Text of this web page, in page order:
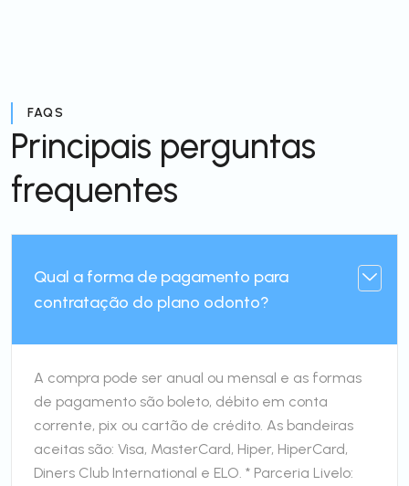
FAQS
Principais perguntas
frequentes
Qual a forma de pagamento para
contratação do plano odonto?
A compra pode ser anual ou mensal e as formas
de pagamento são boleto, débito em conta
corrente, pix ou cartão de crédito. As bandeiras
aceitas são: Visa, MasterCard, Hiper, HiperCard,
Diners Club International e ELO. * Parceria Livelo: